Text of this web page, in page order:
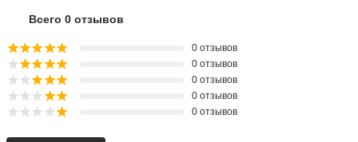
Всего 0 отзывов
0 отзывов
0 отзывов
0 отзывов
0 отзывов
0 отзывов